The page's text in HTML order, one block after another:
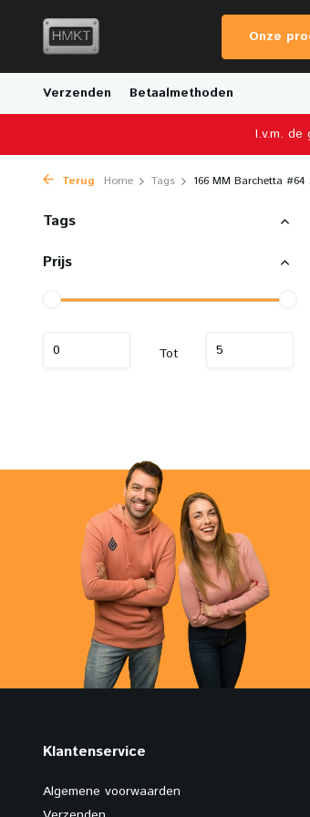
Onze
Verzenden Betaalmethoden
Verzending Breed Aanbod van
I.v.m.
Terug Home Tags 166 MM Barchetta #64
Tags
Prijs
Tot
Klantenservice
Algemene voorwaarden